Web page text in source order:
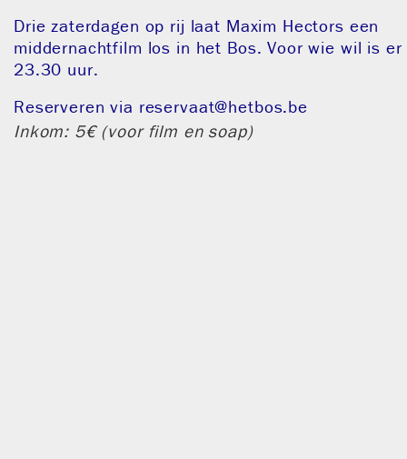
Drie zaterdagen op rij laat Maxim Hectors een
middernachtfilm los in het Bos. Voor wie wil is
23.30 uur.
Reserveren via reservaat@hetbos.be
Inkom: 5€ (voor film en soap)